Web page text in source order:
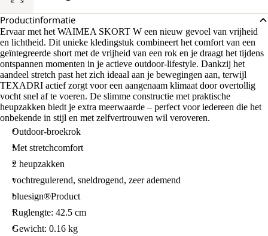
Productinformatie
Ervaar met het WAIMEA SKORT W een nieuw gevoel van vrijheid
en lichtheid. Dit unieke kledingstuk combineert het comfort van een
geïntegreerde short met de vrijheid van een rok en je draagt het tijdens
ontspannen momenten in je actieve outdoor-lifestyle. Dankzij het
aandeel stretch past het zich ideaal aan je bewegingen aan, terwijl
TEXADRI actief zorgt voor een aangenaam klimaat door overtollig
vocht snel af te voeren. De slimme constructie met praktische
heupzakken biedt je extra meerwaarde – perfect voor iedereen die het
onbekende in stijl en met zelfvertrouwen wil veroveren.
Outdoor-broekrok
Met stretchcomfort
2 heupzakken
vochtregulerend, sneldrogend, zeer ademend
bluesign®Product
Ruglengte: 42.5 cm
Gewicht: 0.16 kg